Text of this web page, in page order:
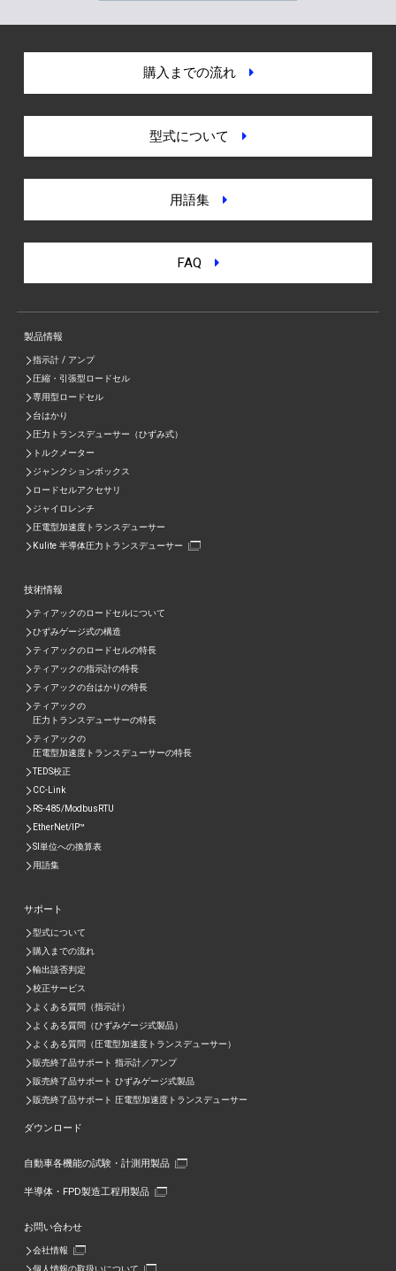
購入までの流れ
型式について
用語集
FAQ
製品情報
指示計 / アンプ
圧縮・引張型ロードセル
専用型ロードセル
台はかり
圧力トランスデューサー（ひずみ式）
トルクメーター
ジャンクションボックス
ロードセルアクセサリ
ジャイロレンチ
圧電型加速度トランスデューサー
Kulite 半導体圧力トランスデューサー
技術情報
ティアックのロードセルについて
ひずみゲージ式の構造
ティアックのロードセルの特長
ティアックの指示計の特長
ティアックの台はかりの特長
ティアックの
圧力トランスデューサーの特長
ティアックの
圧電型加速度トランスデューサーの特⾧
TEDS校正
CC-Link
RS-485/ModbusRTU
EtherNet/IP™
SI単位への換算表
用語集
サポート
型式について
購入までの流れ
輸出該否判定
校正サービス
よくある質問（指示計）
よくある質問（ひずみゲージ式製品）
よくある質問（圧電型加速度トランスデューサー）
販売終了品サポート 指示計／アンプ
販売終了品サポート ひずみゲージ式製品
販売終了品サポート 圧電型加速度トランスデューサー
ダウンロード
自動車各機能の試験・計測用製品
半導体・FPD製造工程用製品
お問い合わせ
会社情報
個人情報の取扱いについて